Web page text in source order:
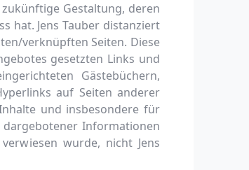
Gestaltung, deren
hat. Jens Tauber distanziert
verknüpften Seiten. Diese
gesetzten Links und
Gästebüchern,
auf Seiten anderer
und insbesondere für
Informationen
wurde, nicht Jens